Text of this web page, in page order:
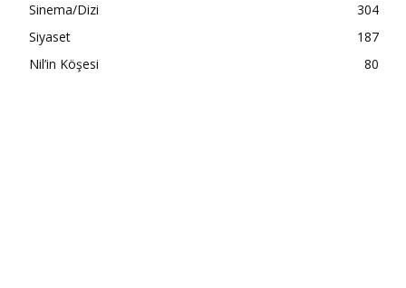
Sinema/Dizi
304
Siyaset
187
Nil’in Köşesi
80